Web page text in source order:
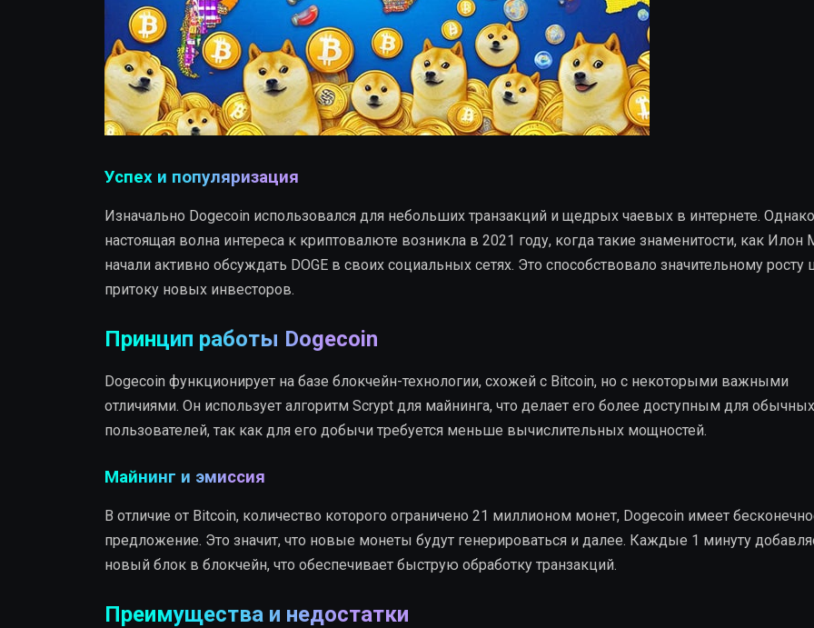
Успех и популяризация
Изначально Dogecoin использовался для небольших транзакций и щедрых чаевых в интернете. Однако
настоящая волна интереса к криптовалюте возникла в 2021 году, когда такие знаменитости, как Илон
начали активно обсуждать DOGE в своих социальных сетях. Это способствовало значительному росту
притоку новых инвесторов.
Принцип работы Dogecoin
Dogecoin функционирует на базе блокчейн-технологии, схожей с Bitcoin, но с некоторыми важными
отличиями. Он использует алгоритм Scrypt для майнинга, что делает его более доступным для обычных
пользователей, так как для его добычи требуется меньше вычислительных мощностей.
Майнинг и эмиссия
В отличие от Bitcoin, количество которого ограничено 21 миллионом монет, Dogecoin имеет
предложение. Это значит, что новые монеты будут генерироваться и далее. Каждые 1 минуту
новый блок в блокчейн, что обеспечивает быструю обработку транзакций.
Преимущества и недостатки